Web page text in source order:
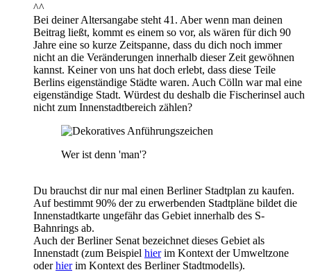
^^
Bei deiner Altersangabe steht 41. Aber wenn man deinen
Beitrag ließt, kommt es einem so vor, als wären für dich 90
Jahre eine so kurze Zeitspanne, dass du dich noch immer
nicht an die Veränderungen innerhalb dieser Zeit gewöhnen
kannst. Keiner von uns hat doch erlebt, dass diese Teile
Berlins eigenständige Städte waren. Auch Cölln war mal eine
eigenständige Stadt. Würdest du deshalb die Fischerinsel auch
nicht zum Innenstadtbereich zählen?
Wer ist denn 'man'?
Du brauchst dir nur mal einen Berliner Stadtplan zu kaufen.
Auf bestimmt 90% der zu erwerbenden Stadtpläne bildet die
Innenstadtkarte ungefähr das Gebiet innerhalb des S-
Bahnrings ab.
Auch der Berliner Senat bezeichnet dieses Gebiet als
Innenstadt (zum Beispiel hierim Kontext der Umweltzone
oderhierim Kontext des Berliner Stadtmodells).